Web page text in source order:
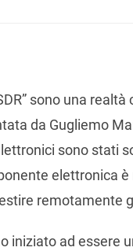
sono una
da Gugliemo
sono stati
elettronica
remotamente
iniziato ad essere